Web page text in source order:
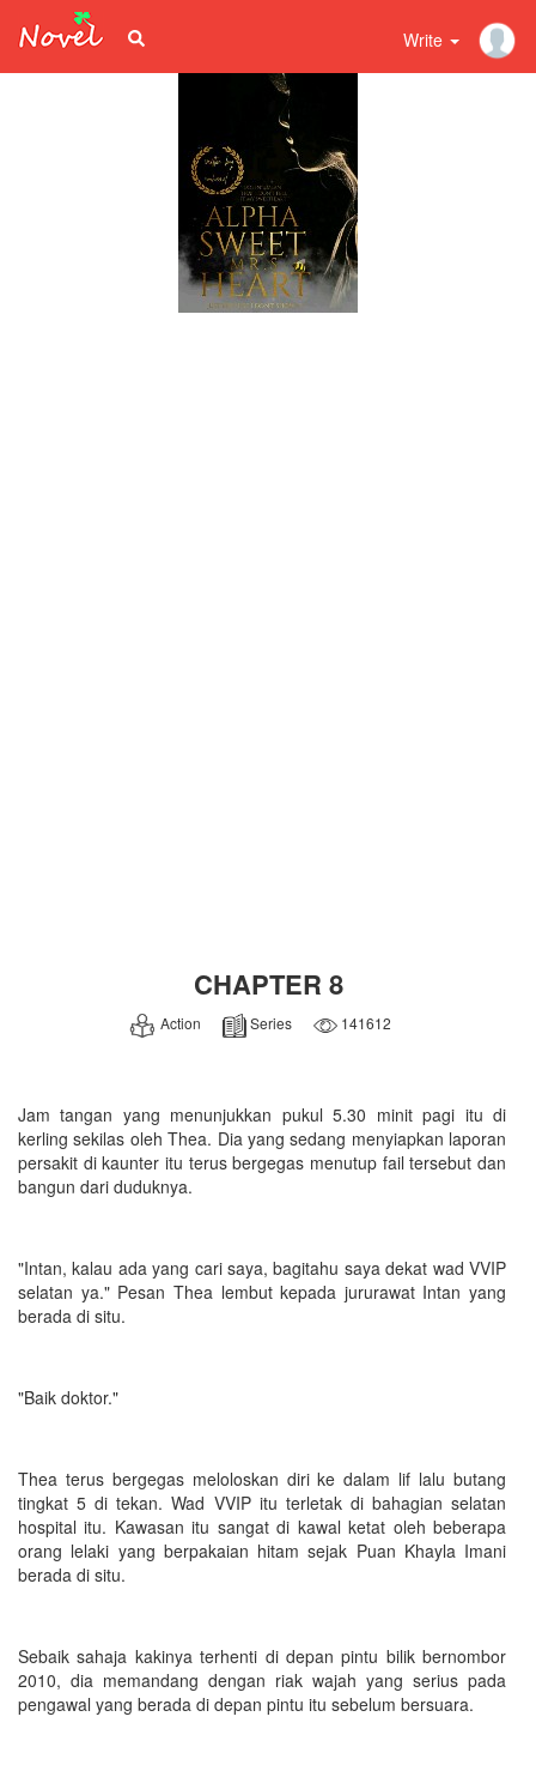
Write
CHAPTER 8
Action Series 141612
Jam tangan yang menunjukkan pukul 5.30 minit pagi itu di
kerling sekilas oleh Thea. Dia yang sedang menyiapkan laporan
persakit di kaunter itu terus bergegas menutup fail tersebut dan
bangun dari duduknya.
"Intan, kalau ada yang cari saya, bagitahu saya dekat wad VVIP
selatan ya." Pesan Thea lembut kepada jururawat Intan yang
berada di situ.
"Baik doktor."
Thea terus bergegas meloloskan diri ke dalam lif lalu butang
tingkat 5 di tekan. Wad VVIP itu terletak di bahagian selatan
hospital itu. Kawasan itu sangat di kawal ketat oleh beberapa
orang lelaki yang berpakaian hitam sejak Puan Khayla Imani
berada di situ.
Sebaik sahaja kakinya terhenti di depan pintu bilik bernombor
2010, dia memandang dengan riak wajah yang serius pada
pengawal yang berada di depan pintu itu sebelum bersuara.